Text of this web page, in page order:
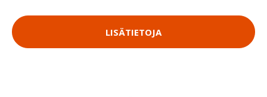
LISÄTIETOJA